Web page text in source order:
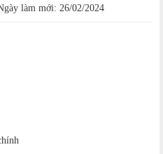
làm mới: 26/02/2024